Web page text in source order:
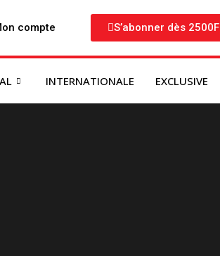
compte S’abonner dès 2500F
INTERNATIONALE EXCLUSIVE